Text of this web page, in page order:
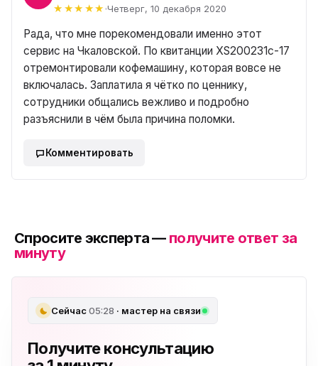
Четверг, 10 декабря 2020
Рада, что мне порекомендовали именно этот
сервис на Чкаловской. По квитанции XS200231c-17
отремонтировали кофемашину, которая вовсе не
включалась. Заплатила я чётко по ценнику,
сотрудники общались вежливо и подробно
разъяснили в чём была причина поломки.
Комментировать
Спросите эксперта — получите ответ за
минуту
Сейчас05:28 · мастер на связи
Получите консультацию